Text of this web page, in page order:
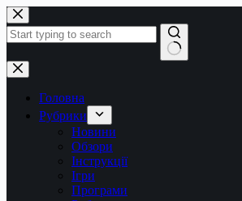
Перейти
до
вмісту
Немає
результатів
Головна
Рубрики
Новини
Обзори
Інструкції
Ігри
Програми